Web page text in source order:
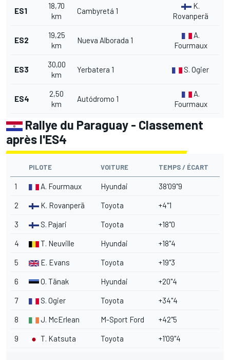
ES1
18,70
km
Cambyretá 1
K.
Rovanperä
ES2
19,25
km
Nueva Alborada 1
A.
Fourmaux
ES3
30,00
km
Yerbatera 1 S. Ogier
ES4
2,50
km
Autódromo 1
A.
Fourmaux
Rallye du Paraguay - Classement
après l'ES4
PILOTE VOITURE TEMPS / ÉCART
1 A. Fourmaux Hyundai 38'09"9
2 K. Rovanperä Toyota +4"1
3 S. Pajari Toyota +18"0
4 T. Neuville Hyundai +18"4
5 E. Evans Toyota +19"3
6 O. Tänak Hyundai +20"4
7 S. Ogier Toyota +34"4
8 J. McErlean M-Sport Ford +42"5
9 T. Katsuta Toyota +1'09"4